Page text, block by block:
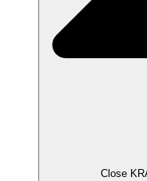
Close